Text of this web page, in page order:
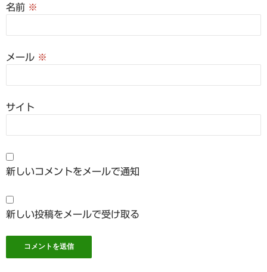
名前 ※
メール ※
サイト
新しいコメントをメールで通知
新しい投稿をメールで受け取る